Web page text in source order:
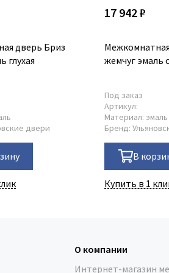
дверь Бриз
глухая
двери
17 942 ₽
жемчуг эмаль
Под заказ
Артикул:
Материал: эмаль
Бренд:
В
Купить в 1
О компании
Интернет-магазин